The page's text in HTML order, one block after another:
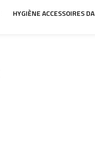
HYGIÈNE ACCESSOIRES DA